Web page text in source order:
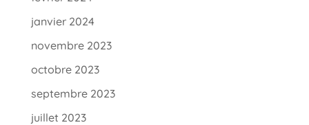
janvier 2024
novembre 2023
octobre 2023
septembre 2023
juillet 2023